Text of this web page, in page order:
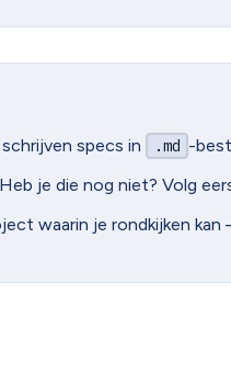
specs in .md -
je die nog niet? Volg
waarin je rondkijken kan